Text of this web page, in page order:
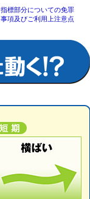
指標部分についての免罪
事項及びご利用上注意点